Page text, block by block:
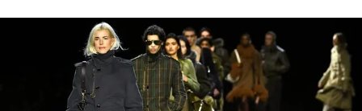
Nicola Peltz Beckham.